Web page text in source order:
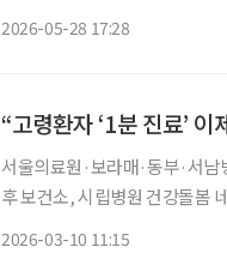
2026-05-28 17:28
“고령환자 ‘1분 진료’
서울의료원·보라매·동부·서남
후 보건소, 시립병원 건강돌봄 네트워크
2026-03-10 11:15